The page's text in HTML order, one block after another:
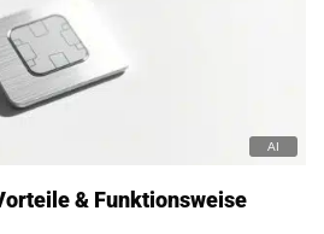
& Funktionsweise